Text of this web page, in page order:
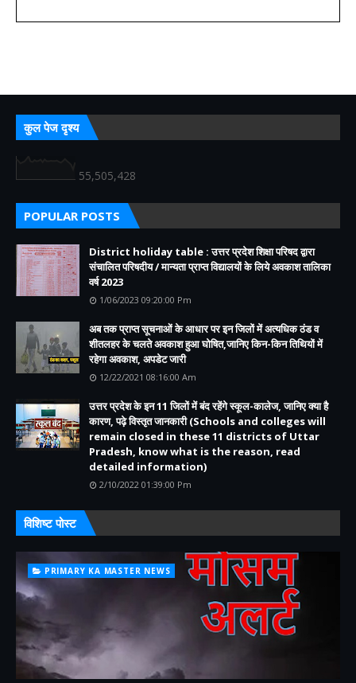
कुल पेज दृश्य
55,505,428
POPULAR POSTS
District holiday table : उत्तर प्रदेश शिक्षा परिषद द्वारा
संचालित परिषदीय / मान्यता प्राप्त विद्यालयों के लिये अवकाश तालिका
वर्ष 2023
1/06/2023 09:20:00 Pm
अब तक प्राप्त सूचनाओं के आधार पर इन जिलों में अत्यधिक ठंड व
शीतलहर के चलते अवकाश हुआ घोषित,जानिए किन-किन तिथियों में
रहेगा अवकाश, अपडेट जारी
12/22/2021 08:16:00 Am
उत्तर प्रदेश के इन 11 जिलों में बंद रहेंगे स्कूल-कालेज, जानिए क्या है
कारण, पढ़े विस्तृत जानकारी (Schools and colleges will
remain closed in these 11 districts of Uttar
Pradesh, know what is the reason, read
detailed information)
2/10/2022 01:39:00 Pm
विशिष्ट पोस्ट
PRIMARY KA MASTER NEWS